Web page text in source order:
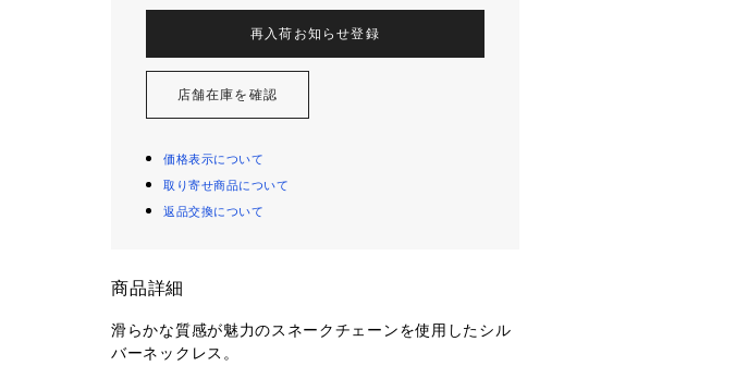
再入荷お知らせ登録
店舗在庫を確認
価格表示について
取り寄せ商品について
返品交換について
商品詳細
滑らかな質感が魅力のスネークチェーンを使用したシル
バーネックレス。